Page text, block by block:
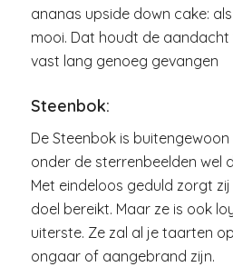
ananas upside down cake:
mooi. Dat houdt de
vast lang genoeg gevangen
Steenbok:
De Steenbok is
onder de sterrenbeelden wel
Met eindeloos geduld zorgt
doel bereikt. Maar ze is ook
uiterste. Ze zal al je taarten
ongaar of aangebrand zijn.